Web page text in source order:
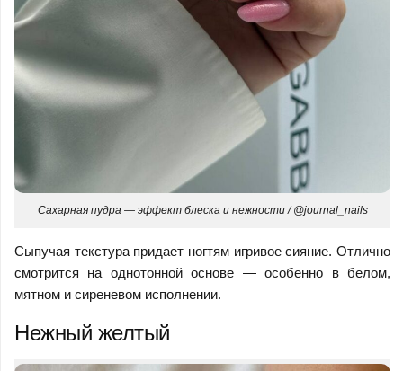
Сахарная пудра — эффект блеска и нежности / @journal_nails
Сыпучая текстура придает ногтям игривое сияние. Отлично
смотрится на однотонной основе — особенно в белом,
мятном и сиреневом исполнении.
Нежный желтый